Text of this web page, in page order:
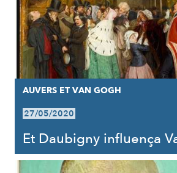
AUVERS ET VAN GOGH
27/05/2020
Et Daubigny influença